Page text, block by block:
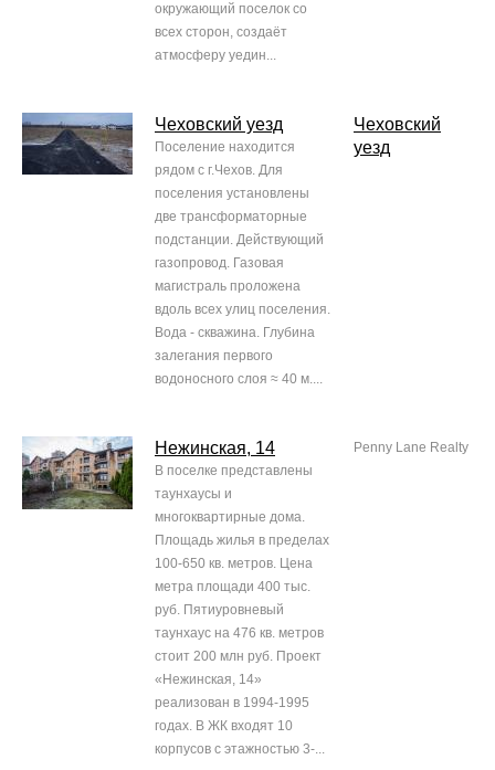
окружающий поселок со
всех сторон, создаёт
атмосферу уедин...
Чеховский уезд
Поселение находится
рядом с г.Чехов. Для
поселения установлены
две трансформаторные
подстанции. Действующий
газопровод. Газовая
магистраль проложена
вдоль всех улиц поселения.
Вода - скважина. Глубина
залегания первого
водоносного слоя ≈ 40 м....
Чеховский
уезд
Нежинская, 14
В поселке представлены
таунхаусы и
многоквартирные дома.
Площадь жилья в пределах
100-650 кв. метров. Цена
метра площади 400 тыс.
руб. Пятиуровневый
таунхаус на 476 кв. метров
стоит 200 млн руб. Проект
«Нежинская, 14»
реализован в 1994-1995
годах. В ЖК входят 10
корпусов с этажностью 3-...
Penny Lane Realty